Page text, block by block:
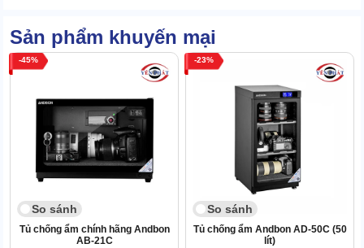
Sản phẩm khuyến mại
45
So sánh
Tủ chống ẩm chính hãng Andbon
AB-21C
23
So sánh
Tủ chống ẩm Andbon AD-50C (50
lít)